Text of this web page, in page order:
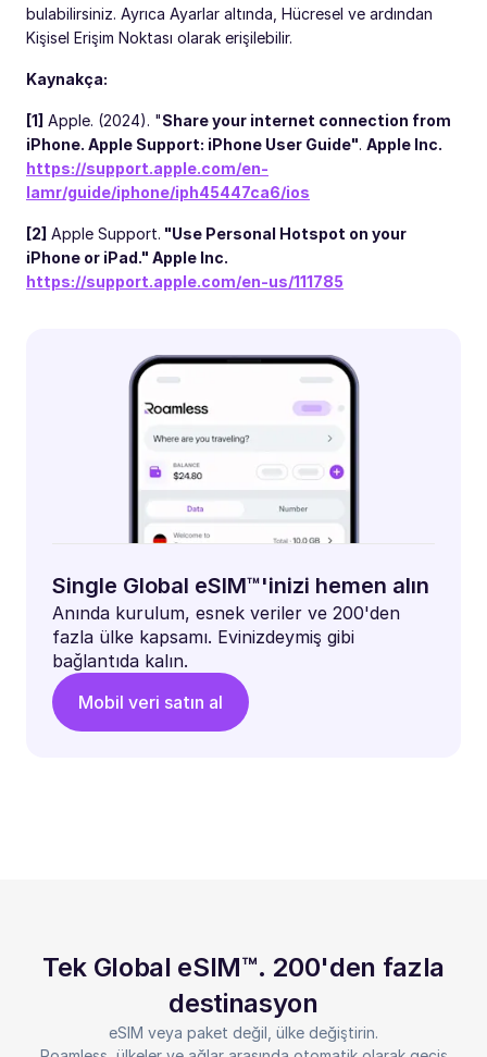
bulabilirsiniz. Ayrıca Ayarlar altında, Hücresel ve ardından
Kişisel Erişim Noktası olarak erişilebilir.
Kaynakça:
[1] Apple. (2024). "Share your internet connection from
iPhone. Apple Support: iPhone User Guide". Apple Inc.
https://support.apple.com/en-
lamr/guide/iphone/iph45447ca6/ios
[2] Apple Support. "Use Personal Hotspot on your
iPhone or iPad." Apple Inc.
https://support.apple.com/en-us/111785
Single Global eSIM™'inizi hemen alın
Anında kurulum, esnek veriler ve 200'den
fazla ülke kapsamı. Evinizdeymiş gibi
bağlantıda kalın.
Mobil veri satın al
Tek Global eSIM™. 200'den fazla
destinasyon
eSIM veya paket değil, ülke değiştirin.